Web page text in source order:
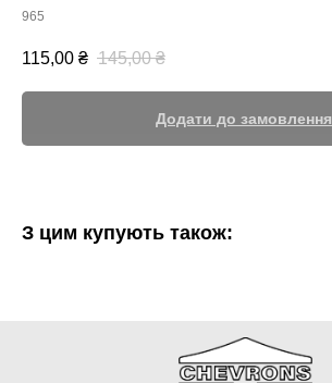
965
115,00 ₴ 145,00 ₴
Додати до замовлення
З цим купують також: